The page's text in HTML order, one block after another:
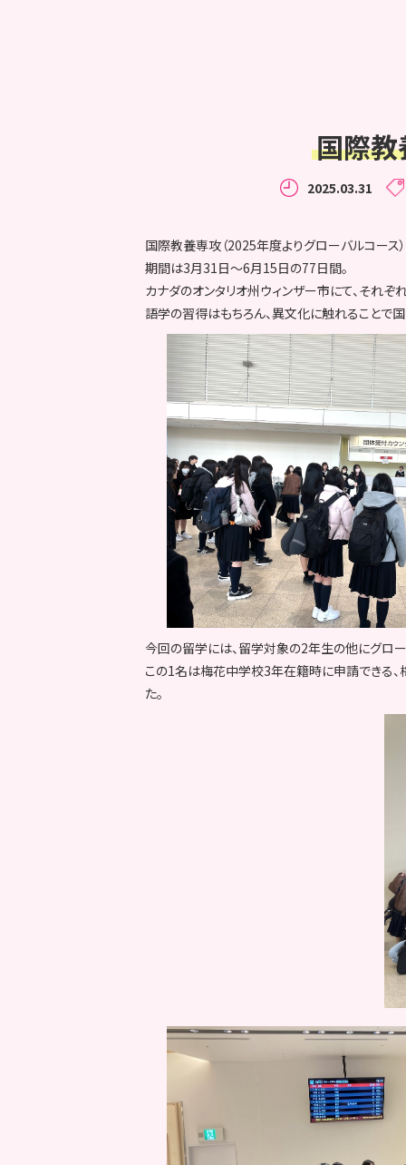
国際
2025.03.31
国際教養専攻（2025年度よりグローバルコース
期間は3月31日～6月15日の77日間。
カナダのオンタリオ州ウィンザー市にて、それ
語学の習得はもちろん、異文化に触れることで
今回の留学には、留学対象の2年生の他にグロ
この1名は梅花中学校3年在籍時に申請できる
た。